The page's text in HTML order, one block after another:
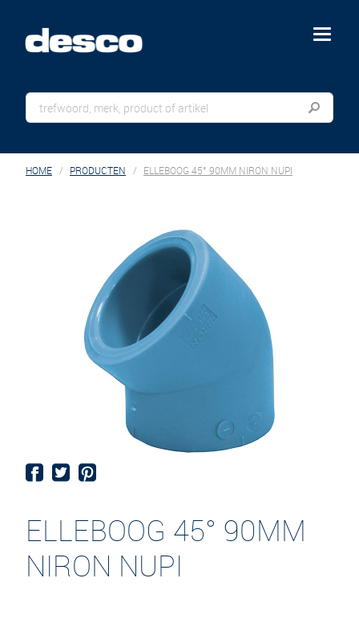
menu
HOME PRODUCTEN ELLEBOOG 45° 90MM NIRON NUPI
ELLEBOOG 45° 90MM
NIRON NUPI